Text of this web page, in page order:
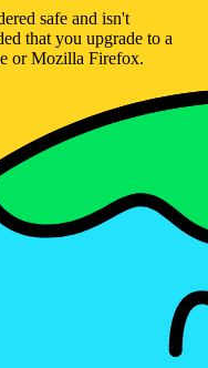
safe and isn't
that you upgrade to a
or Mozilla Firefox.